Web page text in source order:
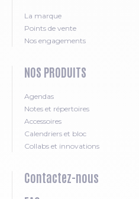
La marque
Points de vente
Nos engagements
NOS PRODUITS
Agendas
Notes et répertoires
Accessoires
Calendriers et bloc
Collabs et innovations
Contactez-nous